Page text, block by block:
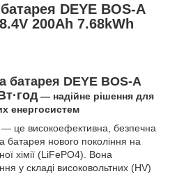
DEYE BOS-A
200Ah 7.68kWh
батарея DEYE BOS-A
— надійне рішення для
енергосистем
— це високоефективна, безпечна
батарея нового покоління на
хімії (LiFePO4). Вона
у складі високовольтних (HV)